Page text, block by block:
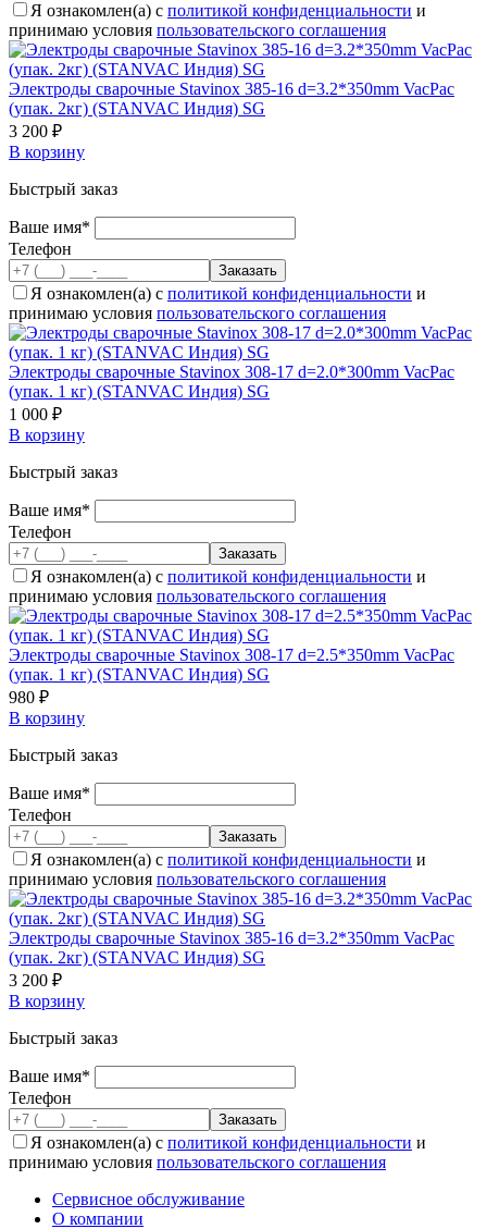
Я ознакомлен(а) с политикой конфиденциальности и
принимаю условия пользовательского соглашения
Электроды сварочные Stavinox 385-16 d=3.2*350mm VacPac
(упак. 2кг) (STANVAC Индия) SG
3 200 ₽
В корзину
Быстрый заказ
Ваше имя*
Телефон
Я ознакомлен(а) с политикой конфиденциальности и
принимаю условия пользовательского соглашения
Электроды сварочные Stavinox 308-17 d=2.0*300mm VacPac
(упак. 1 кг) (STANVAC Индия) SG
1 000 ₽
В корзину
Быстрый заказ
Ваше имя*
Телефон
Я ознакомлен(а) с политикой конфиденциальности и
принимаю условия пользовательского соглашения
Электроды сварочные Stavinox 308-17 d=2.5*350mm VacPac
(упак. 1 кг) (STANVAC Индия) SG
980 ₽
В корзину
Быстрый заказ
Ваше имя*
Телефон
Я ознакомлен(а) с политикой конфиденциальности и
принимаю условия пользовательского соглашения
Электроды сварочные Stavinox 385-16 d=3.2*350mm VacPac
(упак. 2кг) (STANVAC Индия) SG
3 200 ₽
В корзину
Быстрый заказ
Ваше имя*
Телефон
Я ознакомлен(а) с политикой конфиденциальности и
принимаю условия пользовательского соглашения
Сервисное обслуживание
О компании